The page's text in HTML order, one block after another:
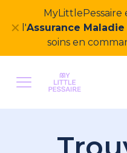
Bienvenue
MyLittlePessaire !
✕